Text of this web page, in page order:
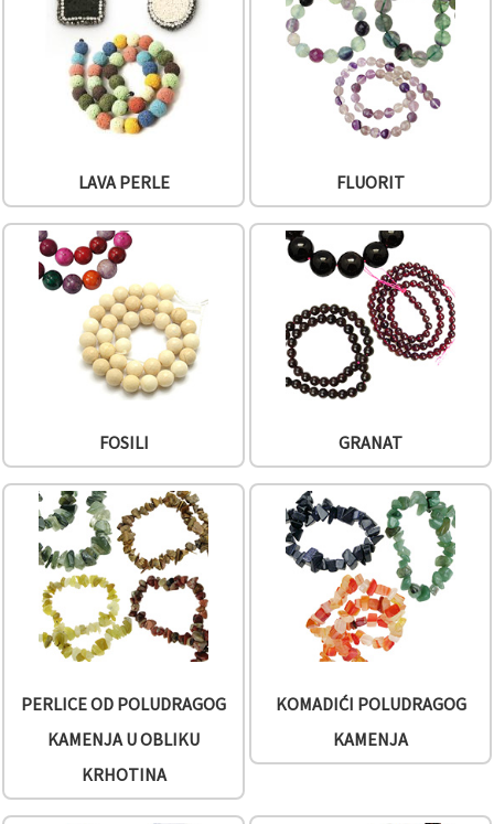
LAVA PERLE FLUORIT
FOSILI GRANAT
PERLICE OD POLUDRAGOG
KAMENJA U OBLIKU
KRHOTINA
KOMADIĆI POLUDRAGOG
KAMENJA